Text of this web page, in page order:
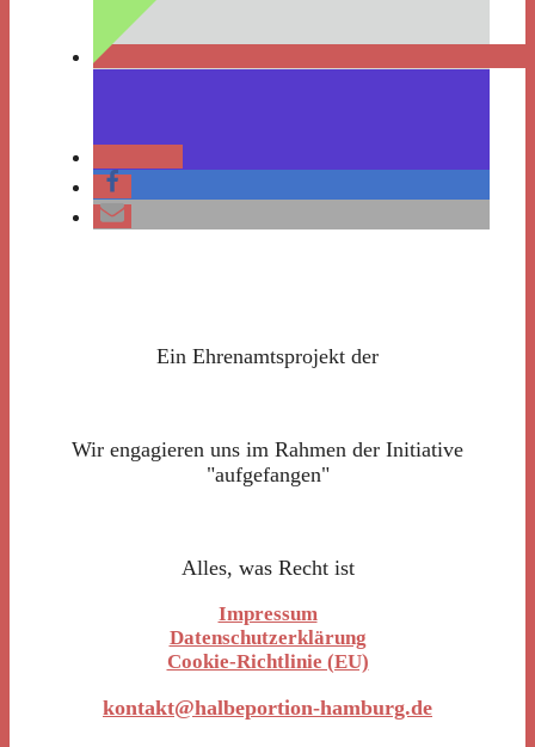
Ein Ehrenamtsprojekt der
Wir engagieren uns im Rahmen der Initiative
"aufgefangen"
Alles, was Recht ist
Impressum
Datenschutzerklärung
Cookie-Richtlinie (EU)
kontakt@halbeportion-hamburg.de